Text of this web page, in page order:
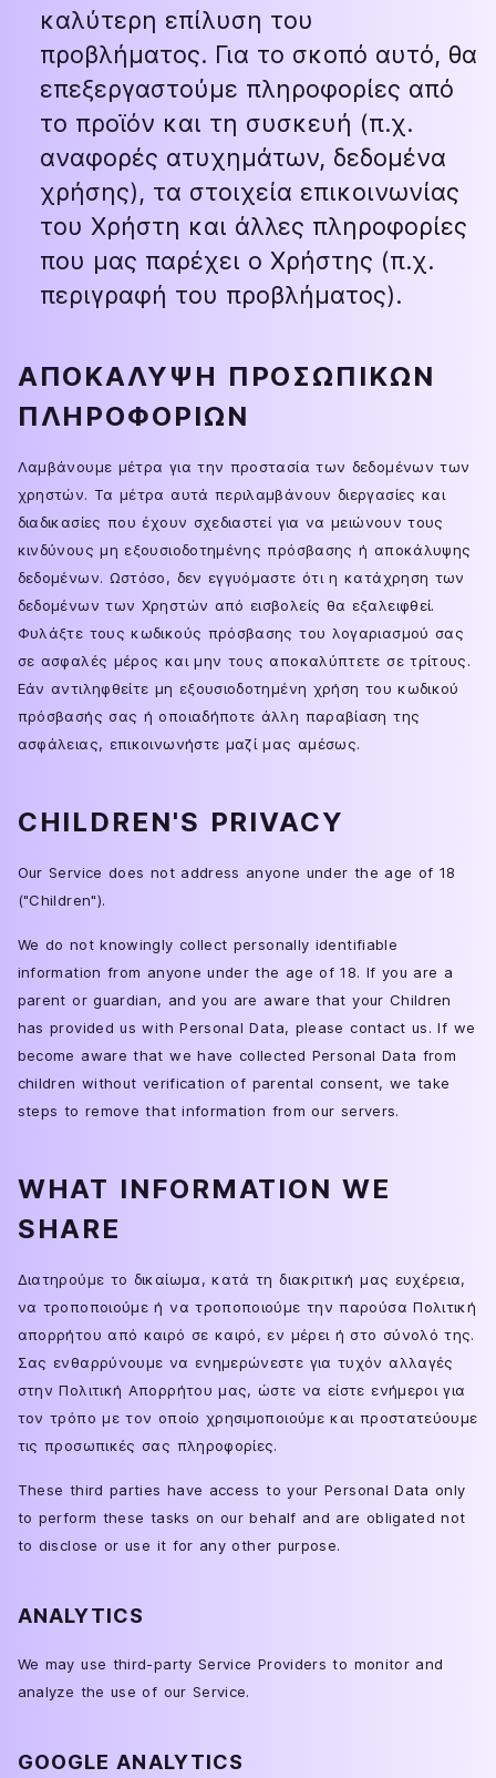
καλύτερη επίλυση του
προβλήματος. Για το σκοπό αυτό, θα
επεξεργαστούμε πληροφορίες από
το προϊόν και τη συσκευή (π.χ.
αναφορές ατυχημάτων, δεδομένα
χρήσης), τα στοιχεία επικοινωνίας
του Χρήστη και άλλες πληροφορίες
που μας παρέχει ο Χρήστης (π.χ.
περιγραφή του προβλήματος).
ΑΠΟΚΆΛΥΨΗ ΠΡΟΣΩΠΙΚΏΝ
ΠΛΗΡΟΦΟΡΙΏΝ
Λαμβάνουμε μέτρα για την προστασία των δεδομένων των
χρηστών. Τα μέτρα αυτά περιλαμβάνουν διεργασίες και
διαδικασίες που έχουν σχεδιαστεί για να μειώνουν τους
κινδύνους μη εξουσιοδοτημένης πρόσβασης ή αποκάλυψης
δεδομένων. Ωστόσο, δεν εγγυόμαστε ότι η κατάχρηση των
δεδομένων των Χρηστών από εισβολείς θα εξαλειφθεί.
Φυλάξτε τους κωδικούς πρόσβασης του λογαριασμού σας
σε ασφαλές μέρος και μην τους αποκαλύπτετε σε τρίτους.
Εάν αντιληφθείτε μη εξουσιοδοτημένη χρήση του κωδικού
πρόσβασής σας ή οποιαδήποτε άλλη παραβίαση της
ασφάλειας, επικοινωνήστε μαζί μας αμέσως.
CHILDREN'S PRIVACY
Our Service does not address anyone under the age of 18
("Children").
We do not knowingly collect personally identifiable
information from anyone under the age of 18. If you are a
parent or guardian, and you are aware that your Children
has provided us with Personal Data, please contact us. If we
become aware that we have collected Personal Data from
children without verification of parental consent, we take
steps to remove that information from our servers.
WHAT INFORMATION WE
SHARE
Διατηρούμε το δικαίωμα, κατά τη διακριτική μας ευχέρεια,
να τροποποιούμε ή να τροποποιούμε την παρούσα Πολιτική
απορρήτου από καιρό σε καιρό, εν μέρει ή στο σύνολό της.
Σας ενθαρρύνουμε να ενημερώνεστε για τυχόν αλλαγές
στην Πολιτική Απορρήτου μας, ώστε να είστε ενήμεροι για
τον τρόπο με τον οποίο χρησιμοποιούμε και προστατεύουμε
τις προσωπικές σας πληροφορίες.
These third parties have access to your Personal Data only
to perform these tasks on our behalf and are obligated not
to disclose or use it for any other purpose.
ANALYTICS
We may use third-party Service Providers to monitor and
analyze the use of our Service.
GOOGLE ANALYTICS